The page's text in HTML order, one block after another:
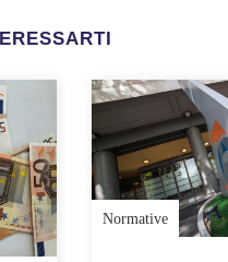
Normative